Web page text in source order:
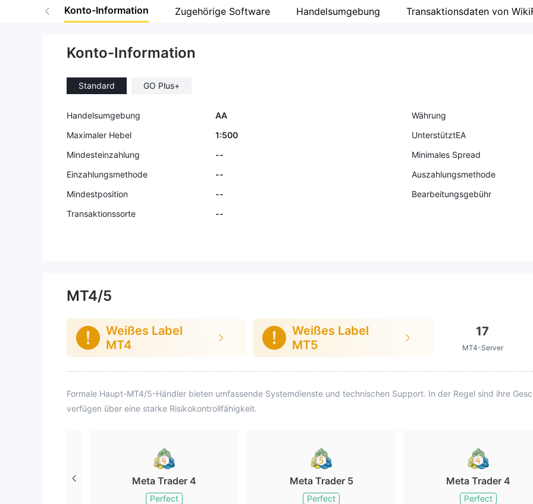
Konto-Information Zugehörige Software Handelsumgebung Transaktionsdaten von
Konto-Information
Standard GO Plus+
Handelsumgebung AA Währung
Maximaler Hebel
1:500
UnterstütztEA
Mindesteinzahlung
-- Minimales Spread
Einzahlungsmethode
-- Auszahlungsmethode
Mindestposition
-- Bearbeitungsgebühr
Transaktionssorte
--
MT4/5
Weißes Label
MT4
Weißes Label
MT5
17
MT4-Server
Formale Haupt-MT4/5-Händler bieten umfassende Systemdienste und technischen Support. In der Regel sind ihre
verfügen über eine starke Risikokontrollfähigkeit.
Meta Trader 4
Perfect
Meta Trader 5
Perfect
Meta Trader 4
Perfect